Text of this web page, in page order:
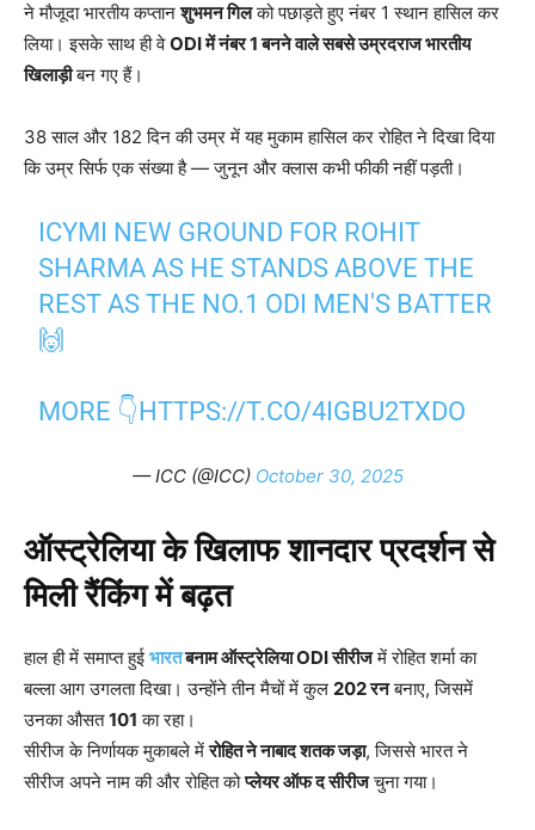
ने मौजूदा भारतीय कप्तानशुभमन गिलको पछाड़ते हुए नंबर 1 स्थान हासिल कर
लिया। इसके साथ ही वेODI में नंबर 1 बनने वाले सबसे उम्रदराज भारतीय
खिलाड़ीबन गए हैं।
38 साल और 182 दिन की उम्र में यह मुकाम हासिल कर रोहित ने दिखा दिया
कि उम्र सिर्फ एक संख्या है — जुनून और क्लास कभी फीकी नहीं पड़ती।
ICYMI NEW GROUND FOR ROHIT
SHARMA AS HE STANDS ABOVE THE
REST AS THE NO.1 ODI MEN'S BATTER
🙌
MORE 👇HTTPS://T.CO/4IGBU2TXDO
— ICC (@ICC) October 30, 2025
ऑस्ट्रेलिया के खिलाफ शानदार प्रदर्शन से
मिली रैंकिंग में बढ़त
हाल ही में समाप्त हुई भारतबनाम ऑस्ट्रेलिया ODIसीरीजमें रोहित शर्मा का
बल्ला आग उगलता दिखा। उन्होंने तीन मैचों में कुल 202रनबनाए, जिसमें
उनका औसत101 का रहा।
सीरीज के निर्णायक मुकाबले मेंरोहित ने नाबाद शतक जड़ा, जिससे भारत ने
सीरीज अपने नाम की और रोहित कोप्लेयर ऑफ द सीरीजचुना गया।